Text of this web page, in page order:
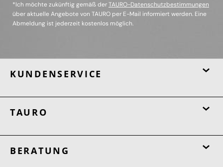
*Ich möchte zukünftig gemäß derTAURO-Datenschutzbestimmungen
über aktuelle Angebote von TAURO per E-Mail informiert werden. Eine
Abmeldung ist jederzeit kostenlos möglich.
KUNDENSERVICE
TAURO
BERATUNG